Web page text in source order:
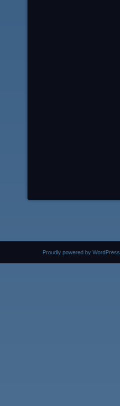
Proudly powered by WordPress